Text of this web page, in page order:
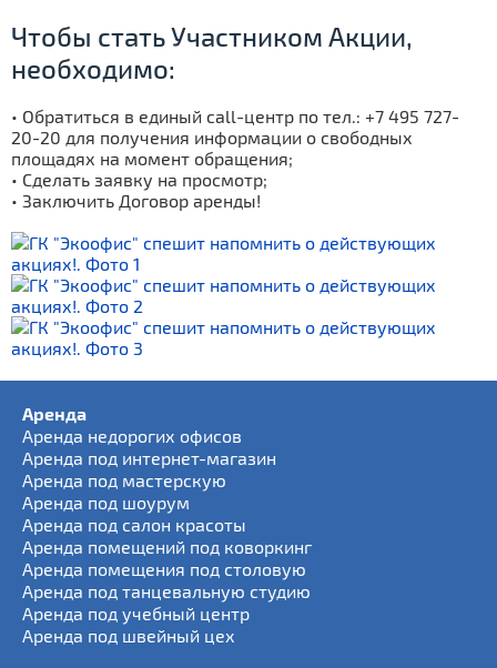
Чтобы стать Участником Акции,
необходимо:
• Обратиться в единый call-центр по тел.: +7 495 727-
20-20 для получения информации о свободных
площадях на момент обращения;
• Сделать заявку на просмотр;
• Заключить Договор аренды!
Аренда
Аренда недорогих офисов
Аренда под интернет-магазин
Аренда под мастерскую
Аренда под шоурум
Аренда под салон красоты
Аренда помещений под коворкинг
Аренда помещения под столовую
Аренда под танцевальную студию
Аренда под учебный центр
Аренда под швейный цех